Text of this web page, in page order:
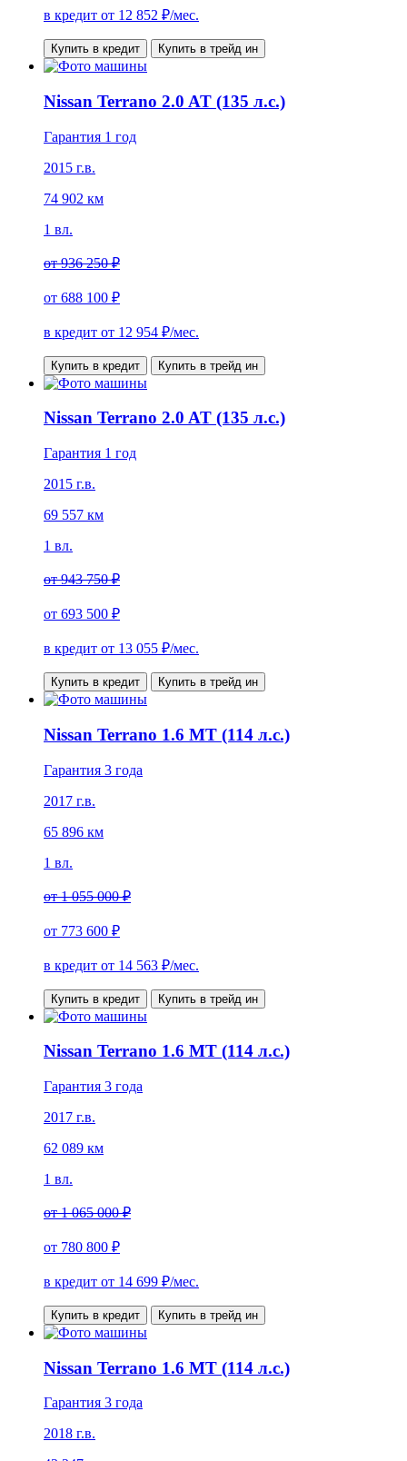
в кредит от 12 852 ₽/мес.
Купить в кредит Купить в трейд ин
Nissan Terrano 2.0 AT (135 л.с.)
Гарантия 1 год
2015 г.в.
74 902 км
1 вл.
от936 250 ₽
от 688 100 ₽
в кредит от 12 954 ₽/мес.
Купить в кредит Купить в трейд ин
Nissan Terrano 2.0 AT (135 л.с.)
Гарантия 1 год
2015 г.в.
69 557 км
1 вл.
от943 750 ₽
от 693 500 ₽
в кредит от 13 055 ₽/мес.
Купить в кредит Купить в трейд ин
Nissan Terrano 1.6 MT (114 л.с.)
Гарантия 3 года
2017 г.в.
65 896 км
1 вл.
от1 055 000 ₽
от 773 600 ₽
в кредит от 14 563 ₽/мес.
Купить в кредит Купить в трейд ин
Nissan Terrano 1.6 MT (114 л.с.)
Гарантия 3 года
2017 г.в.
62 089 км
1 вл.
от1 065 000 ₽
от 780 800 ₽
в кредит от 14 699 ₽/мес.
Купить в кредит Купить в трейд ин
Nissan Terrano 1.6 MT (114 л.с.)
Гарантия 3 года
2018 г.в.